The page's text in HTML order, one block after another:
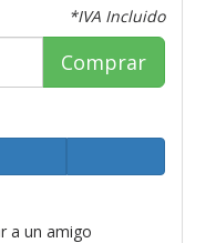
*IVA Incluido
Comprar
a un amigo